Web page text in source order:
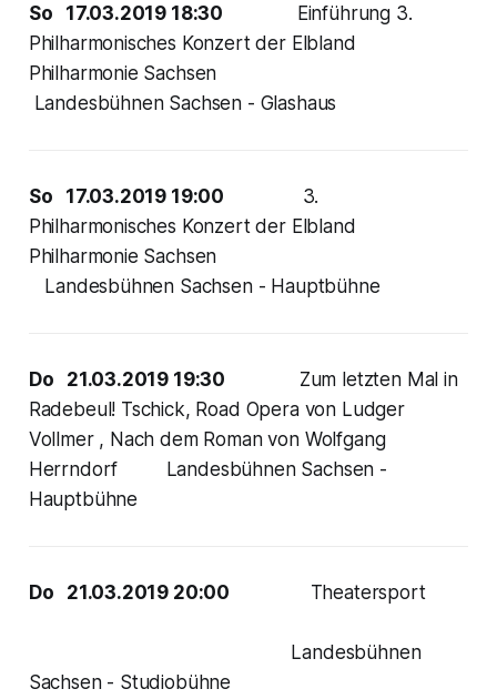
So 17.03.2019 18:30
Einführung 3.
Philharmonisches Konzert der Elbland
Philharmonie Sachsen
Landesbühnen Sachsen - Glashaus
So 17.03.2019 19:00
3.
Philharmonisches Konzert der Elbland
Philharmonie Sachsen
Landesbühnen Sachsen - Hauptbühne
Do 21.03.2019 19:30
Zum letzten Mal in
Radebeul! Tschick, Road Opera von Ludger
Vollmer , Nach dem Roman von Wolfgang
Herrndorf Landesbühnen Sachsen -
Hauptbühne
Do 21.03.2019 20:00 Theatersport
Landesbühnen
Sachsen - Studiobühne